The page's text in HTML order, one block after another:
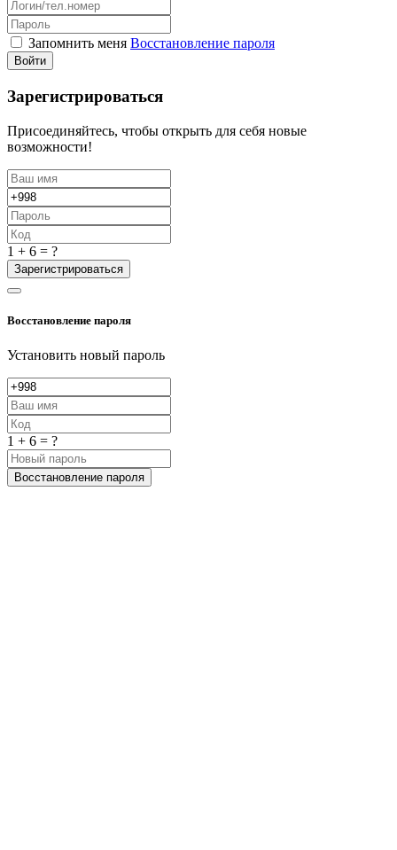
Запомнить меня Восстановление пароля
Войти
Зарегистрироваться
Присоединяйтесь, чтобы открыть для себя новые
возможности!
1 + 6 = ?
Зарегистрироваться
Восстановление пароля
Установить новый пароль
1 + 6 = ?
Восстановление пароля